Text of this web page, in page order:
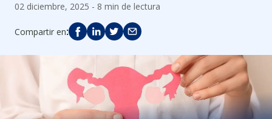
02 diciembre, 2025 - 8 min de lectura
Compartir en: